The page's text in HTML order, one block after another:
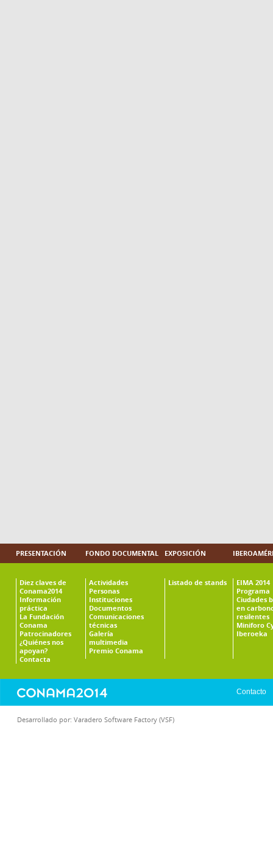
PRESENTACIÓN
Diez claves de
Conama2014
Información
práctica
La Fundación
Conama
Patrocinadores
¿Quiénes nos
apoyan?
Contacta
FONDO DOCUMENTAL
Actividades
Personas
Instituciones
Documentos
Comunicaciones
técnicas
Galería
multimedia
Premio Conama
EXPOSICIÓN
Listado de stands
EIMA 2014
Programa
Ciudades
en
resilentes
Miniforo
Iberoeka
Contacto
Desarrollado por: Varadero Software Factory (VSF)